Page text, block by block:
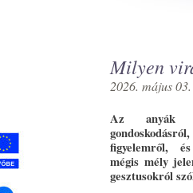
Milyen
2026. május 03.
Az anyák
figyelemről,
mégis mély
gesztusokról